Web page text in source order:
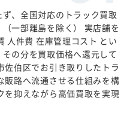
、全国対応のトラック買取
一部離島を除く） 実店舗を
人件費 在庫管理コスト とい
の分を買取価格へ還元して
佐伯区でお引き取りしたトラ
販路へ流通させる仕組みを構
を抑えながら高価買取を実現